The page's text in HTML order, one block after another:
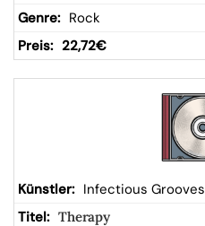
Rock
22,72€
Infectious Grooves
Therapy